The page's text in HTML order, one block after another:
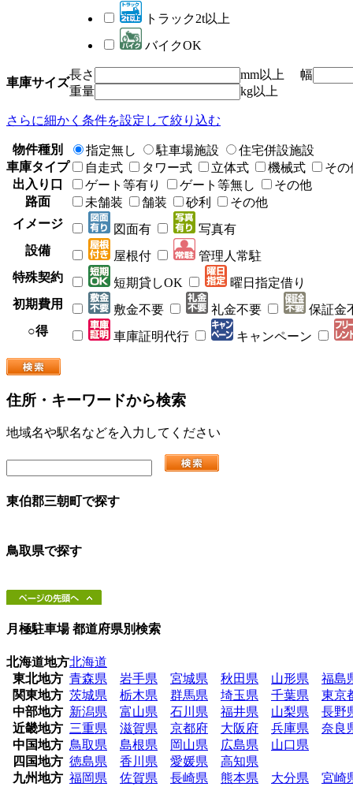
トラック2t以上
バイクOK
車庫サイズ
長さ mm以上 幅
重量
kg以上
さらに細かく条件を設定して絞り込む
物件種別 指定無し 駐車場施設
住宅併設施設
車庫タイプ
自走式 タワー式 立体式 機械式
その
出入り口
ゲート等有り ゲート等無し
その他
路面
未舗装 舗装 砂利
その他
イメージ
図面有
写真有
設備
屋根付
管理人常駐
特殊契約
短期貸しOK
曜日指定借り
初期費用
敷金不要 礼金不要 保証金
○得
車庫証明代行 キャンペーン
住所・キーワードから検索
地域名や駅名などを入力してください
東伯郡三朝町で探す
鳥取県で探す
月極駐車場 都道府県別検索
北海道地方北海道
東北地方 青森県 岩手県 宮城県 秋田県 山形県
福島
関東地方 茨城県 栃木県 群馬県 埼玉県 千葉県 東京
中部地方 新潟県 富山県 石川県 福井県 山梨県 長野
近畿地方 三重県 滋賀県 京都府 大阪府 兵庫県 奈良
中国地方 鳥取県 島根県 岡山県 広島県
山口県
四国地方 徳島県 香川県 愛媛県
高知県
九州地方 福岡県 佐賀県 長崎県 熊本県 大分県 宮崎